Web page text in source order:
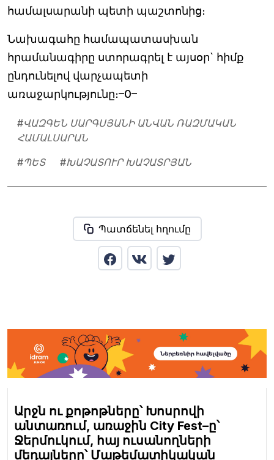
համալսարանի պետի պաշտոնից։
Նախագահը համապատասխան
հրամանագիրը ստորագրել է այսօր` հիմք
ընդունելով վարչապետի
առաջարկությունը։–0–
#ՎԱԶԳԵՆ ՍԱՐԳՍՅԱՆԻ ԱՆՎԱՆ ՌԱԶՄԱԿԱՆ
ՀԱՄԱԼՍԱՐԱՆ
#ՊԵՏ #ԽԱՉԱՏՈՒՐ ԽԱՉԱՏՐՅԱՆ
Պատճենել հղումը
Արջն ու քոթոթները՝ Խոսրովի
անտառում, առաջին City Fest–ը՝
Ջերմուկում, հայ ուսանողների
մեդալները՝ Մաթեմատիկական